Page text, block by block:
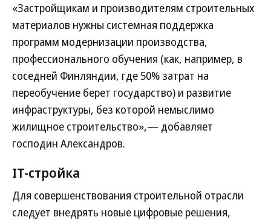
«Застройщикам и производителям строительных
материалов нужны системная поддержка
программ модернизации производства,
профессионального обучения (как, например, в
соседней Финляндии, где 50% затрат на
переобучение берет государство) и развитие
инфраструктуры, без которой немыслимо
жилищное строительство»,— добавляет
господин Александров.
IT-стройка
Для совершенствования строительной отрасли
следует внедрять новые цифровые решения,